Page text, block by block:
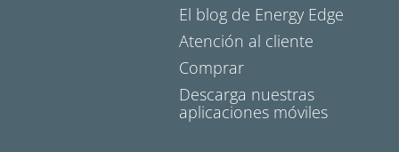
El blog de Energy Edge
Atención al cliente
Comprar
Descarga nuestras
aplicaciones móviles